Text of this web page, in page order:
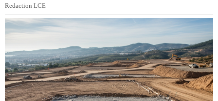
Redaction LCE